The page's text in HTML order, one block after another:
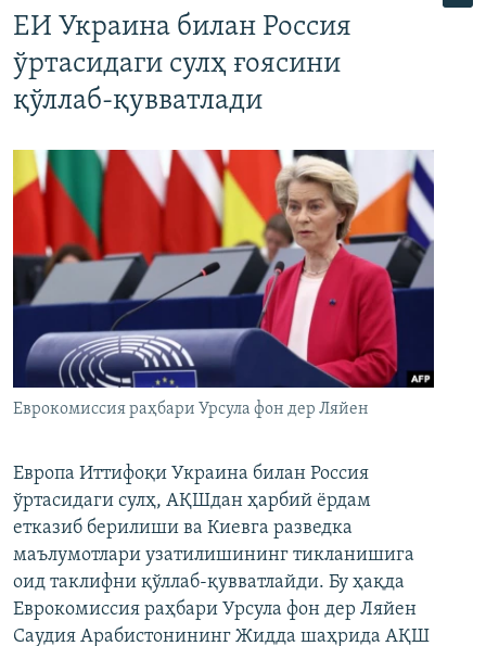
ЕИ Украина билан Россия
ўртасидаги сулҳ ғоясини
қўллаб-қувватлади
Еврокомиссия раҳбари Урсула фон дер Ляйен
Европа Иттифоқи Украина билан Россия
ўртасидаги сулҳ, АҚШдан ҳарбий ёрдам
етказиб берилиши ва Киевга разведка
маълумотлари узатилишининг тикланишига
оид таклифни қўллаб-қувватлайди. Бу ҳақда
Еврокомиссия раҳбари Урсула фон дер Ляйен
Саудия Арабистонининг Жидда шаҳрида АҚШ